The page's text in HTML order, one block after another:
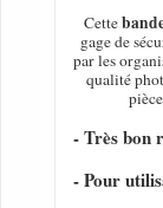
Cette
gage de
par les
qualité
- Très bon
- Pour